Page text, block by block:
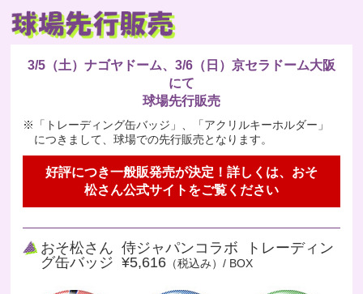
3/5（土）ナゴヤドーム、3/6（日）京セラドーム大阪
にて
球場先行販売
※「トレーディング缶バッジ」、「アクリルキーホルダー」
につきまして、球場での先行販売となります。
好評につき一般販発売が決定！詳しくは、おそ
松さん公式サイトをご覧ください
おそ松さん 侍ジャパンコラボ トレーディン
グ缶バッジ ¥5,616 （税込み）/ BOX